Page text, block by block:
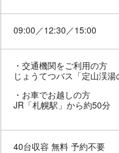
09:00／12:30／15:00
交通機関をご利用の方
じょうてつバス「定山渓
お車でお越しの方
JR「札幌駅」から約50分
40台収容 無料 予約不要